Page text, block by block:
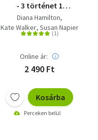
- 3 történet 1
kötetben - A feladó
ismeretlen, A legősibb
mesterség, Senki
Diana Hamilton
Kate Walker Susan Napier
Online ár:
2 490 Ft
Kosárba
Perceken belül